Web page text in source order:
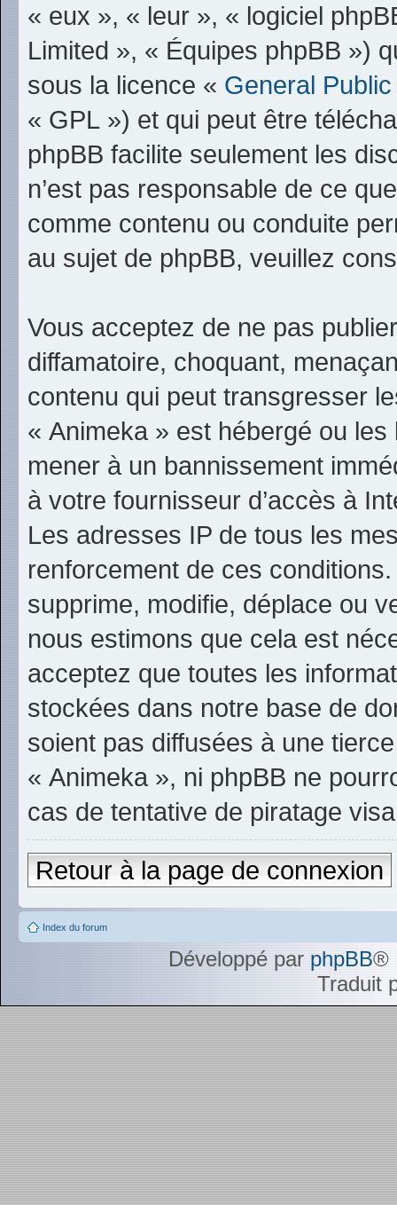
« eux », « leur », « logiciel
Limited », « Équipes phpBB »)
sous la licence « General
« GPL ») et qui peut être
phpBB facilite seulement les
n’est pas responsable de ce
comme contenu ou conduite
au sujet de phpBB, veuillez
Vous acceptez de ne pas
diffamatoire, choquant,
contenu qui peut transgresser
« Animeka » est hébergé ou
mener à un bannissement
à votre fournisseur d’accès à
Les adresses IP de tous les
renforcement de ces
supprime, modifie, déplace ou
nous estimons que cela est
acceptez que toutes les
stockées dans notre base de
soient pas diffusées à une
« Animeka », ni phpBB ne
cas de tentative de piratage
Retour à la page de connexion
Index du forum
Développé par phpBB®
Traduit